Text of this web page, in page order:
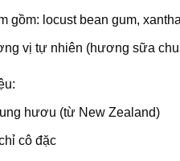
gồm: locust bean gum,
vị tự nhiên (hương sữa
hươu (từ New Zealand)
cô đặc